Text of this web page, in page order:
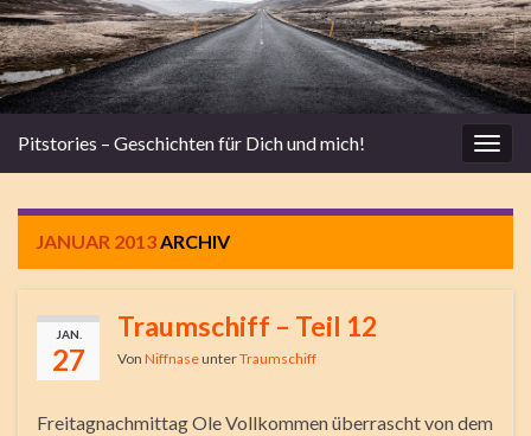
Pitstories – Geschichten für Dich und mich!
JANUAR 2013 ARCHIV
JAN.
27
Traumschiff – Teil 12
Von NiffnaseunterTraumschiff
Freitagnachmittag Ole Vollkommen überrascht von dem